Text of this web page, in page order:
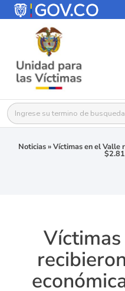
Buscar:
Noticias»Víctimas en el Valle